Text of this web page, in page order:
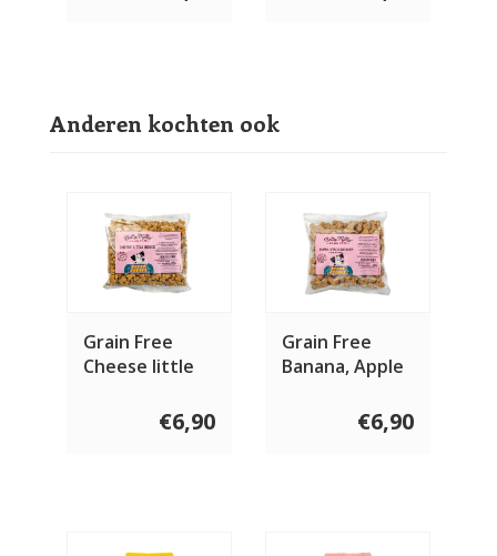
Anderen kochten ook
Grain Free
Cheese little
€6,90
Grain Free
Banana, Apple
bones 400€6,90